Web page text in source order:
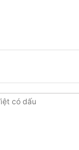
có những đặc điểm: